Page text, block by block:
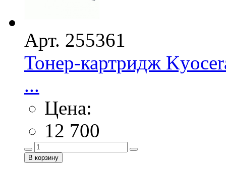
Арт. 255361
Тонер-картридж
...
Цена:
12 700